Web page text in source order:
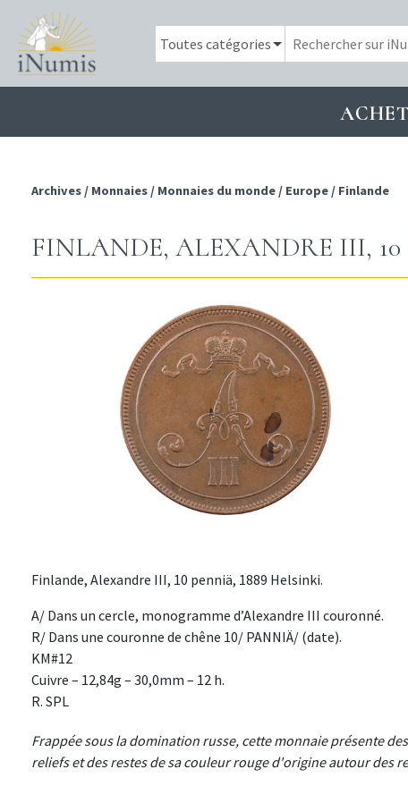
Archives / Monnaies / Monnaies du monde / Europe / Finlande
FINLANDE, ALEXANDRE III,
Finlande, Alexandre III, 10 penniä, 1889 Helsinki.
A/ Dans un cercle, monogramme d’Alexandre III couronné.
R/ Dans une couronne de chêne 10/ PANNIÄ/ (date).
KM#12
Cuivre – 12,84g – 30,0mm – 12 h.
R. SPL
Frappée sous la domination russe, cette monnaie présente
reliefs et des restes de sa couleur rouge d'origine autour des